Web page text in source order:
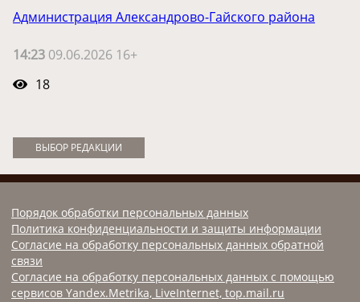
Администрация Александрово-Гайского района
14:23 09.06.2026 16+
18
ВЫБОР РЕДАКЦИИ
Порядок обработки персональных данных
Политика конфиденциальности и защиты информации
Согласие на обработку персональных данных обратной
связи
Согласие на обработку персональных данных с помощью
сервисов Yandex.Metrika, LiveInternet, top.mail.ru